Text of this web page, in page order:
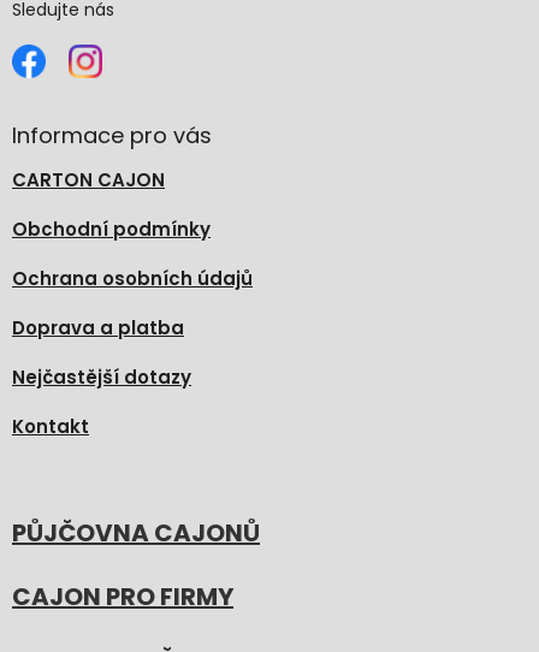
Sledujte nás
Informace pro vás
CARTON CAJON
Obchodní podmínky
Ochrana osobních údajů
Doprava a platba
Nejčastější dotazy
Kontakt
PŮJČOVNA CAJONŮ
CAJON PRO FIRMY